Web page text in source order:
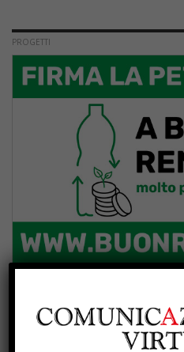
PROGETTI